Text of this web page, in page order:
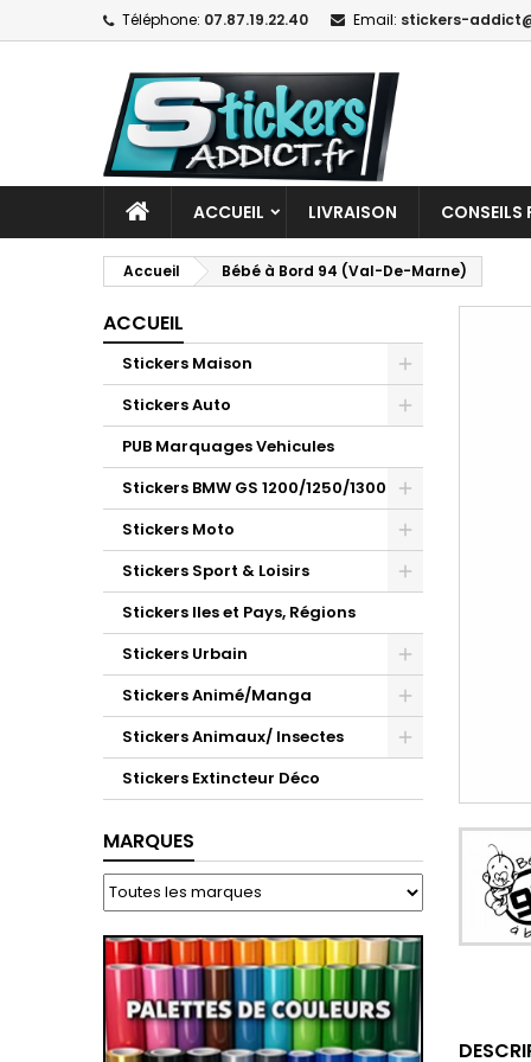
Téléphone: 07.87.19.22.40 Email: stickers-
ACCUEIL LIVRAISON CONSEILS
Accueil Bébé à Bord 94 (Val-De-Marne)
ACCUEIL
Stickers Maison
Stickers Auto
PUB Marquages Vehicules
Stickers BMW GS 1200/1250/1300
Stickers Moto
Stickers Sport & Loisirs
Stickers Iles et Pays, Régions
Stickers Urbain
Stickers Animé/Manga
Stickers Animaux/ Insectes
Stickers Extincteur Déco
MARQUES